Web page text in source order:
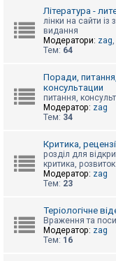
м
о
г
Література -
лінки на сайти із
видання
Модератори: zag,
Тем: 64
Поради,
консультации
питання,
Модератор: zag
Тем: 34
Критика,
розділ для
критика,
Модератор: zag
Тем: 23
Теріологічне
Враження та
Модератор: zag
Тем: 16